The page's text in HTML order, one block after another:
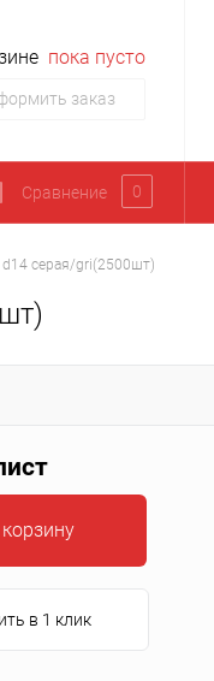
пока пусто
заказ
Сравнение 0
серая/gri(2500шт)
в 1 клик